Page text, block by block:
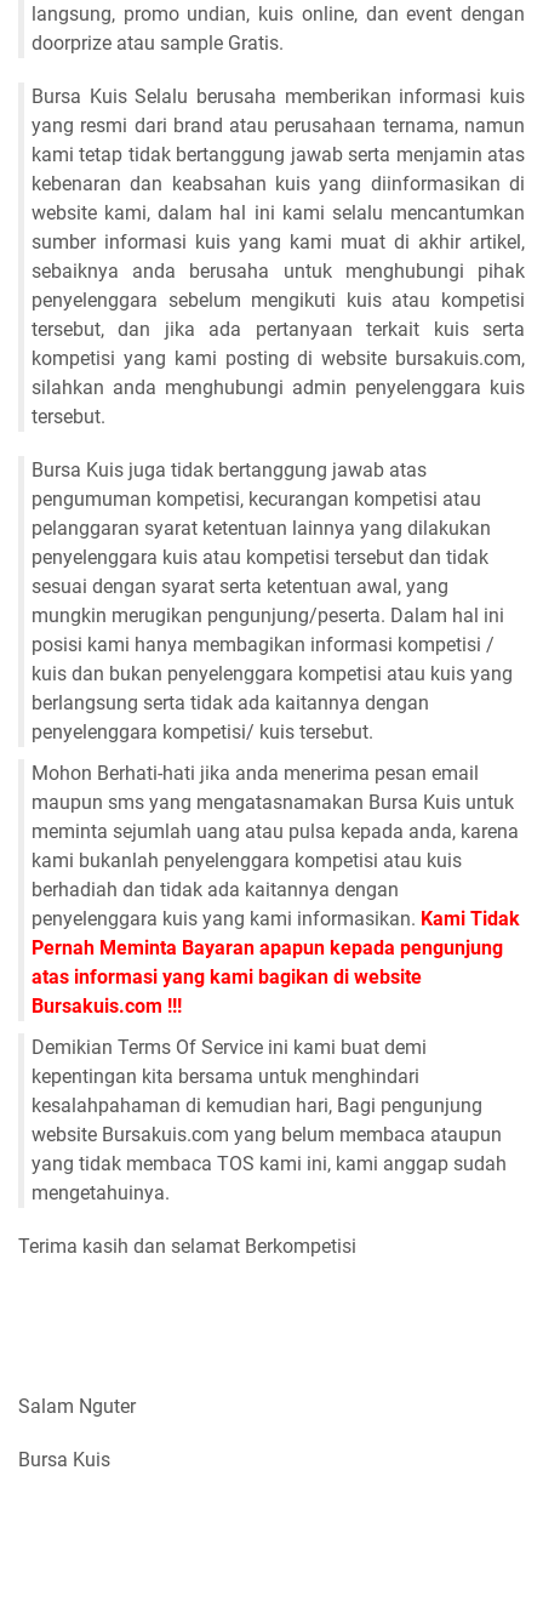
langsung, promo undian, kuis online, dan event dengan
doorprize atau sample Gratis.
Bursa Kuis Selalu berusaha memberikan informasi kuis
yang resmi dari brand atau perusahaan ternama, namun
kami tetap tidak bertanggung jawab serta menjamin atas
kebenaran dan keabsahan kuis yang diinformasikan di
website kami, dalam hal ini kami selalu mencantumkan
sumber informasi kuis yang kami muat di akhir artikel,
sebaiknya anda berusaha untuk menghubungi pihak
penyelenggara sebelum mengikuti kuis atau kompetisi
tersebut, dan jika ada pertanyaan terkait kuis serta
kompetisi yang kami posting di website bursakuis.com,
silahkan anda menghubungi admin penyelenggara kuis
tersebut.
Bursa Kuis juga tidak bertanggung jawab atas
pengumuman kompetisi, kecurangan kompetisi atau
pelanggaran syarat ketentuan lainnya yang dilakukan
penyelenggara kuis atau kompetisi tersebut dan tidak
sesuai dengan syarat serta ketentuan awal, yang
mungkin merugikan pengunjung/peserta. Dalam hal ini
posisi kami hanya membagikan informasi kompetisi /
kuis dan bukan penyelenggara kompetisi atau kuis yang
berlangsung serta tidak ada kaitannya dengan
penyelenggara kompetisi/ kuis tersebut.
Mohon Berhati-hati jika anda menerima pesan email
maupun sms yang mengatasnamakan Bursa Kuis untuk
meminta sejumlah uang atau pulsa kepada anda, karena
kami bukanlah penyelenggara kompetisi atau kuis
berhadiah dan tidak ada kaitannya dengan
penyelenggara kuis yang kami informasikan. Kami Tidak
Pernah Meminta Bayaran apapun kepada pengunjung
atas informasi yang kami bagikan di website
Bursakuis.com !!!
Demikian Terms Of Service ini kami buat demi
kepentingan kita bersama untuk menghindari
kesalahpahaman di kemudian hari, Bagi pengunjung
website Bursakuis.com yang belum membaca ataupun
yang tidak membaca TOS kami ini, kami anggap sudah
mengetahuinya.
Terima kasih dan selamat Berkompetisi
Salam Nguter
Bursa Kuis